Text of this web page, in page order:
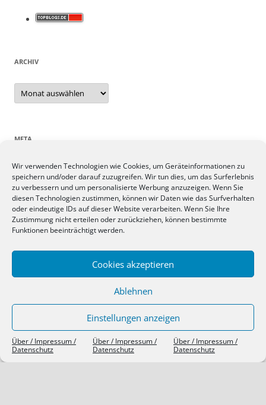
Wir verwenden Technologien wie Cookies, um Geräteinformationen zu
speichern und/oder darauf zuzugreifen. Wir tun dies, um das Surferlebnis
zu verbessern und um personalisierte Werbung anzuzeigen. Wenn Sie
diesen Technologien zustimmen, können wir Daten wie das Surfverhalten
oder eindeutige IDs auf dieser Website verarbeiten. Wenn Sie Ihre
Zustimmung nicht erteilen oder zurückziehen, können bestimmte
Funktionen beeinträchtigt werden.
Cookies akzeptieren
Ablehnen
Einstellungen anzeigen
Über / Impressum /
Datenschutz
Über / Impressum /
Datenschutz
Über / Impressum /
Datenschutz
ARCHIV
Archiv
META
Anmelden
Eintrags-Feed
Kommentar-Feed
WordPress.org
SIEBEN TAGE, SIEBEN THEMEN